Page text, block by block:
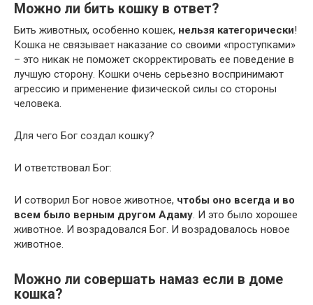
Можно ли бить кошку в ответ?
Бить животных, особенно кошек, нельзя категорически!
Кошка не связывает наказание со своими «проступками»
– это никак не поможет скорректировать ее поведение в
лучшую сторону. Кошки очень серьезно воспринимают
агрессию и применение физической силы со стороны
человека.
Для чего Бог создал кошку?
И ответствовал Бог:
И сотворил Бог новое животное, чтобы оно всегда и во
всем было верным другом Адаму. И это было хорошее
животное. И возрадовался Бог. И возрадовалось новое
животное.
Можно ли совершать намаз если в доме
кошка?